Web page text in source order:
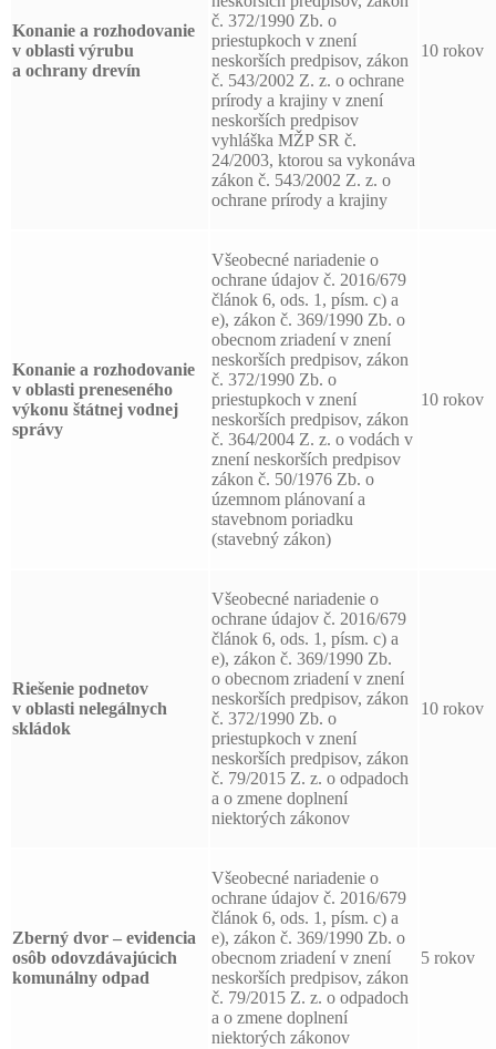
Konanie a rozhodovanie
v oblasti výrubu
a ochrany drevín
č. 372/1990 Zb. o
priestupkoch v znení
neskorších predpisov, zákon
č. 543/2002 Z. z. o ochrane
prírody a krajiny v znení
neskorších predpisov
vyhláška MŽP SR č.
24/2003, ktorou sa vykonáva
zákon č. 543/2002 Z. z. o
ochrane prírody a krajiny
10 rokov
Konanie a rozhodovanie
v oblasti preneseného
výkonu štátnej vodnej
správy
Všeobecné nariadenie o
ochrane údajov č. 2016/679
článok 6, ods. 1, písm. c) a
e), zákon č. 369/1990 Zb. o
obecnom zriadení v znení
neskorších predpisov, zákon
č. 372/1990 Zb. o
priestupkoch v znení
neskorších predpisov, zákon
č. 364/2004 Z. z. o vodách v
znení neskorších predpisov
zákon č. 50/1976 Zb. o
územnom plánovaní a
stavebnom poriadku
(stavebný zákon)
10 rokov
Riešenie podnetov
v oblasti nelegálnych
skládok
Všeobecné nariadenie o
ochrane údajov č. 2016/679
článok 6, ods. 1, písm. c) a
e), zákon č. 369/1990 Zb.
o obecnom zriadení v znení
neskorších predpisov, zákon
č. 372/1990 Zb. o
priestupkoch v znení
neskorších predpisov, zákon
č. 79/2015 Z. z. o odpadoch
a o zmene doplnení
niektorých zákonov
10 rokov
Zberný dvor – evidencia
osôb odovzdávajúcich
komunálny odpad
Všeobecné nariadenie o
ochrane údajov č. 2016/679
článok 6, ods. 1, písm. c) a
e), zákon č. 369/1990 Zb. o
obecnom zriadení v znení
neskorších predpisov, zákon
č. 79/2015 Z. z. o odpadoch
a o zmene doplnení
niektorých zákonov
5 rokov